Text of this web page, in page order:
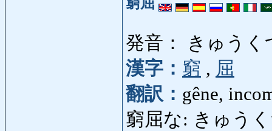
発音： きゅうく
漢字： 窮 , 屈
翻訳： gêne,
窮屈な: きゅうく